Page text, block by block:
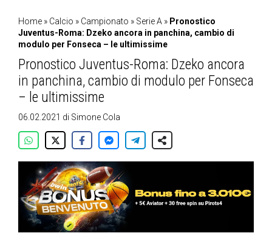
Home » Calcio » Campionato » Serie A » Pronostico
Juventus-Roma: Dzeko ancora in panchina, cambio di
modulo per Fonseca – le ultimissime
Pronostico Juventus-Roma: Dzeko ancora
in panchina, cambio di modulo per Fonseca
– le ultimissime
06.02.2021 di Simone Cola